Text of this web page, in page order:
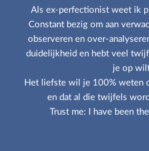
Als ex-perfectionist weet ik
Constant bezig om aan
observeren en over-
duidelijkheid en hebt veel
je op
Het liefste wil je 100% weten
en dat al die twijfels
Trust me: I have been